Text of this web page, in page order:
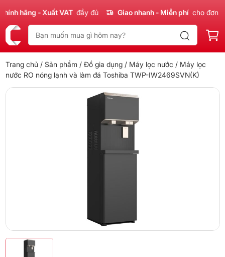
hãng - Xuất VAT đầy đủ Giao nhanh - Miễn phí cho đơn
Trang chủ / Sản phẩm / Đồ gia dụng/ Máy lọc nước / Máy lọc
nước RO nóng lạnh và làm đá Toshiba TWP-IW2469SVN(K)